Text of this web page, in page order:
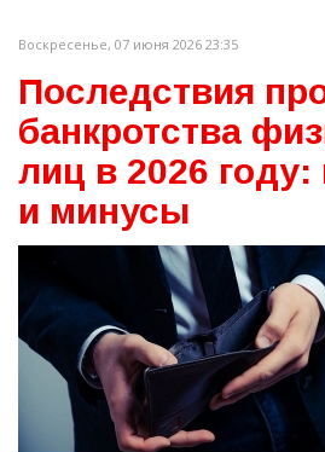
Воскресенье, 07 июня 2026 23:35
Последствия
банкротства
лиц в 2026
и минусы